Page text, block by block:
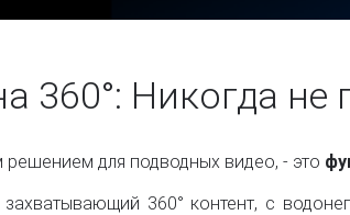
360°: Никогда не
решением для подводных видео, - это
360° контент, с